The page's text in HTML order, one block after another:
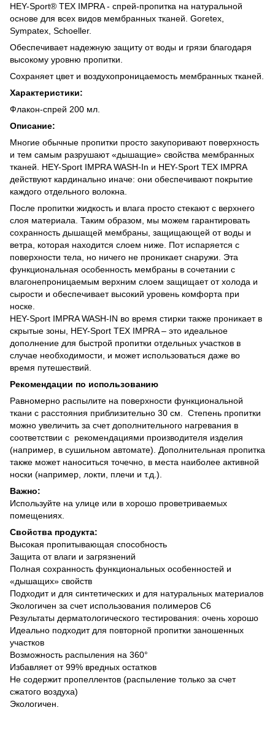
HEY-Sport® TEX IMPRA - спрей-пропитка на натуральной
основе для всех видов мембранных тканей. Goretex,
Sympatex, Schoeller.
Обеспечивает надежную защиту от воды и грязи благодаря
высокому уровню пропитки.
Сохраняет цвет и воздухопроницаемость мембранных тканей.
Характеристики:
Флакон-спрей 200 мл.
Описание:
Многие обычные пропитки просто закупоривают поверхность
и тем самым разрушают «дышащие» свойства мембранных
тканей. HEY-Sport IMPRA WASH-In и HEY-Sport TEX IMPRA
действуют кардинально иначе: они обеспечивают покрытие
каждого отдельного волокна.
После пропитки жидкость и влага просто стекают с верхнего
слоя материала. Таким образом, мы можем гарантировать
сохранность дышащей мембраны, защищающей от воды и
ветра, которая находится слоем ниже. Пот испаряется с
поверхности тела, но ничего не проникает снаружи. Эта
функциональная особенность мембраны в сочетании с
влагонепроницаемым верхним слоем защищает от холода и
сырости и обеспечивает высокий уровень комфорта при
носке.
HEY-Sport IMPRA WASH-IN во время стирки также проникает в
скрытые зоны, HEY-Sport TEX IMPRA – это идеальное
дополнение для быстрой пропитки отдельных участков в
случае необходимости, и может использоваться даже во
время путешествий.
Рекомендации по использованию
Равномерно распылите на поверхности функциональной
ткани с расстояния приблизительно 30 см. Степень пропитки
можно увеличить за счет дополнительного нагревания в
соответствии с рекомендациями производителя изделия
(например, в сушильном автомате). Дополнительная пропитка
также может наноситься точечно, в места наиболее активной
носки (например, локти, плечи и т.д.).
Важно:
Используйте на улице или в хорошо проветриваемых
помещениях.
Свойства продукта:
Высокая пропитывающая способность
Защита от влаги и загрязнений
Полная сохранность функциональных особенностей и
«дышащих» свойств
Подходит и для синтетических и для натуральных материалов
Экологичен за счет использования полимеров С6
Результаты дерматологического тестирования: очень хорошо
Идеально подходит для повторной пропитки заношенных
участков
Возможность распыления на 360°
Избавляет от 99% вредных остатков
Не содержит пропеллентов (распыление только за счет
сжатого воздуха)
Экологичен.